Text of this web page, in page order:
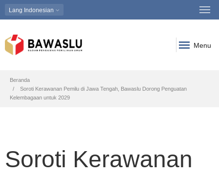
Lang Indonesian
Menu
Breadcrumb
Beranda
Soroti Kerawanan Pemilu di Jawa Tengah, Bawaslu Dorong Penguatan
Kelembagaan untuk 2029
Soroti Kerawanan